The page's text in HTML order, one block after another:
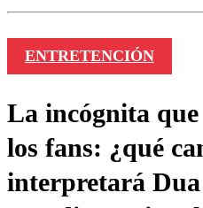
ENTRETENCIÓN
La incógnita
los fans: ¿qué
interpretará